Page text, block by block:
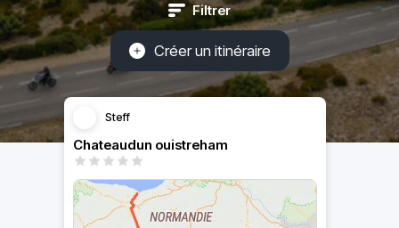
Filtrer
Créer un itinéraire
Steff
Chateaudun ouistreham